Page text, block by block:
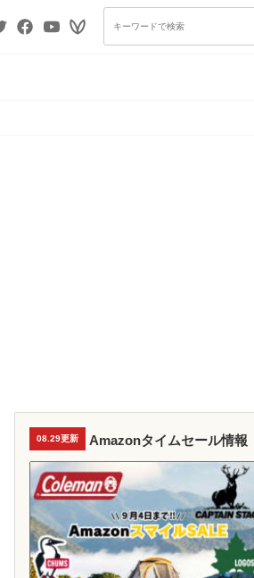
08.29更新 Amazonタイムセール情報